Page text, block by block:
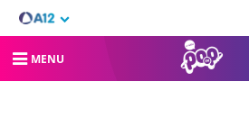
MENU